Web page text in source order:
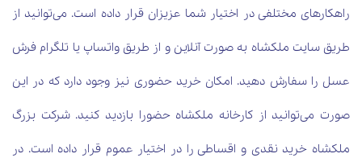
راهکارهای مختلفی در اختیار شما عزیزان قرار داده است. می‌توانید از
طریق سایت ملکشاه به صورت آنلاین و از طریق واتساپ یا تلگرام فرش
عسل را سفارش دهید. امکان خرید حضوری نیز وجود دارد که در این
صورت می‌توانید از کارخانه ملکشاه حضورا بازدید کنید. شرکت بزرگ
ملکشاه خرید نقدی و اقساطی را در اختیار عموم قرار داده است. در